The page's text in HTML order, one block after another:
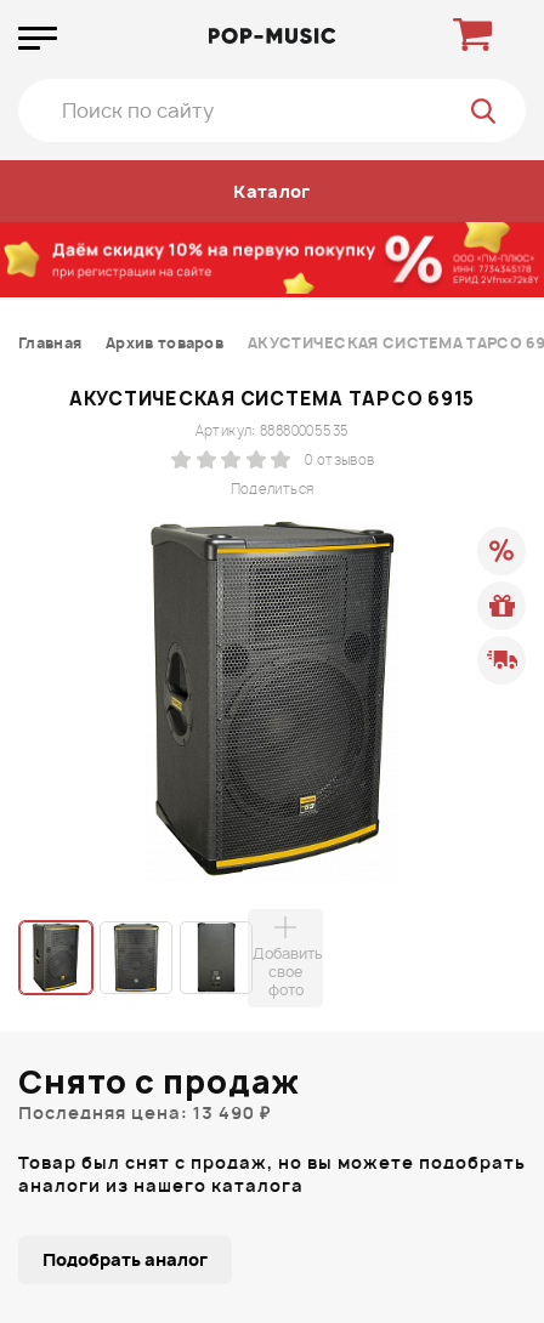
Каталог
Главная Архив товаров АКУСТИЧЕСКАЯ СИСТЕМА TAPCO
АКУСТИЧЕСКАЯ СИСТЕМА TAPCO 6915
Поделиться
Артикул: 88880005535
0 отзывов
Добавить
свое
фото
Снято с продаж
Последняя цена: 13 490 ₽
Товар был снят с продаж, но вы можете подобрать
аналоги из нашего каталога
Подобрать аналог